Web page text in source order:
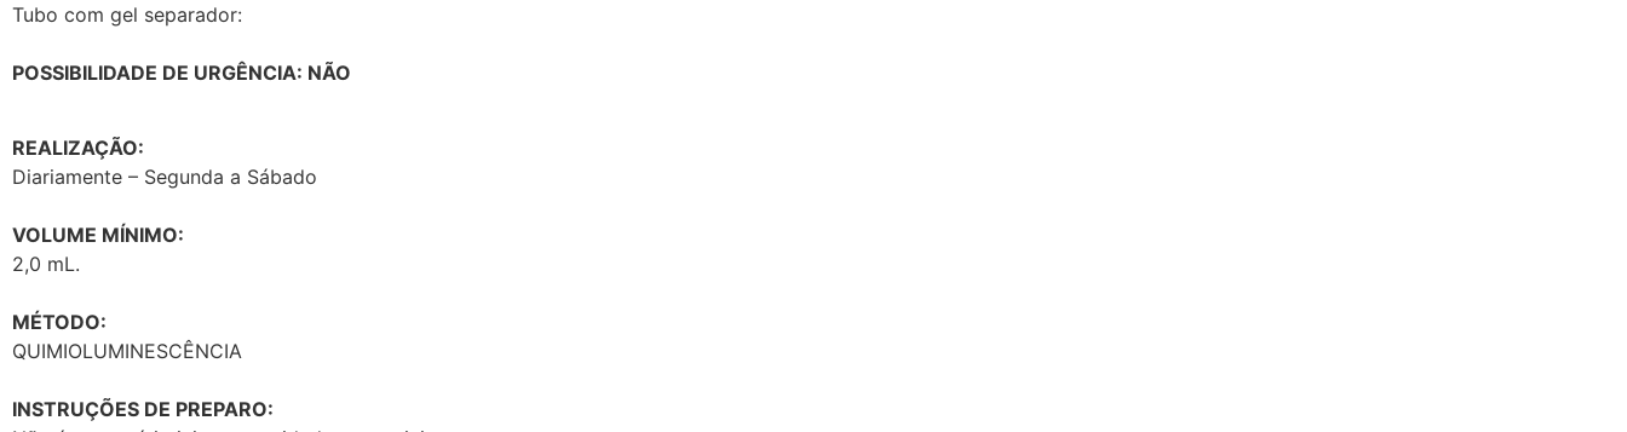
Tubo com gel separador:
POSSIBILIDADE DE URGÊNCIA: NÃO
REALIZAÇÃO:
Diariamente – Segunda a Sábado
VOLUME MÍNIMO:
2,0 mL.
MÉTODO:
QUIMIOLUMINESCÊNCIA
INSTRUÇÕES DE PREPARO: